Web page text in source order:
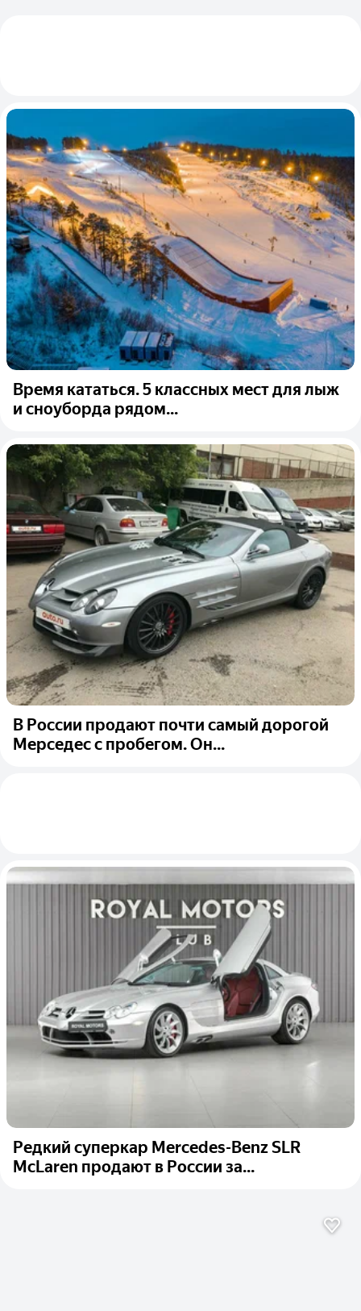
Время кататься. 5 классных мест для лыж
и сноуборда рядом...
В России продают почти самый дорогой
Мерседес с пробегом. Он...
Редкий суперкар Mercedes-Benz SLR
McLaren продают в России за...